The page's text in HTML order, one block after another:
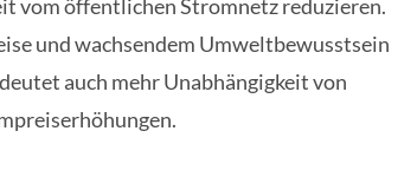
vom öffentlichen Stromnetz reduzieren.
und wachsendem Umweltbewusstsein
auch mehr Unabhängigkeit von